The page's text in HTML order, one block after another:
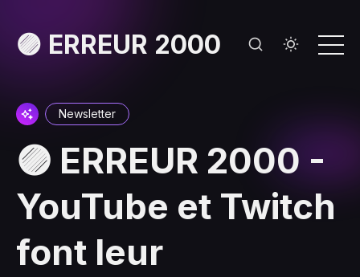
🟣 ERREUR 2000
Newsletter
🟣 ERREUR 2000 -
YouTube et Twitch
font leur